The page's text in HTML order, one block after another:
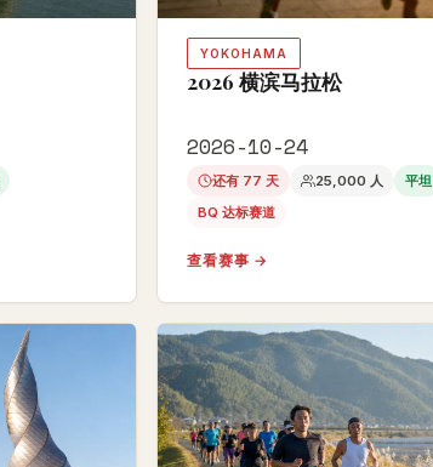
YOKOHAMA
2026 横滨马拉松
2026-10-24
还有 77 天 25,000 人
平坦
BQ 达标赛道
查看赛事 →